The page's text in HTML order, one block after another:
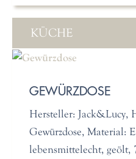
KÜCHE
GEWÜRZDOSE
Hersteller: Jack&Lucy,
Gewürzdose, Material:
lebensmittelecht, geölt,